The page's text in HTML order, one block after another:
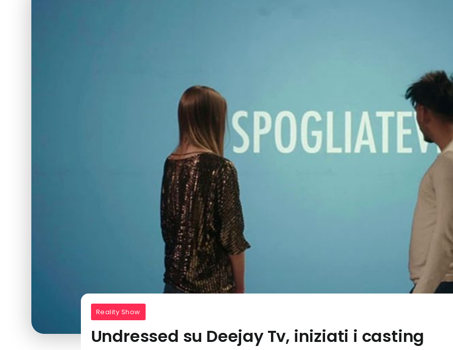
Reality Show
Undressed su Deejay Tv, iniziati i casting